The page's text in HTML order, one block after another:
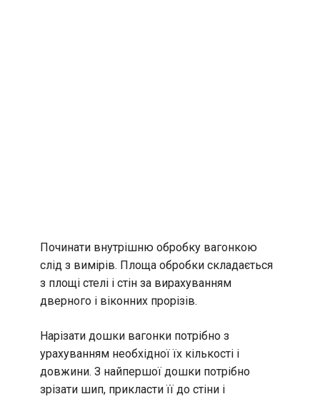
Починати внутрішню обробку вагонкою
слід з вимірів. Площа обробки складається
з площі стелі і стін за вирахуванням
дверного і віконних прорізів.
Нарізати дошки вагонки потрібно з
урахуванням необхідної їх кількості і
довжини. З найпершої дошки потрібно
зрізати шип, прикласти її до стіни і